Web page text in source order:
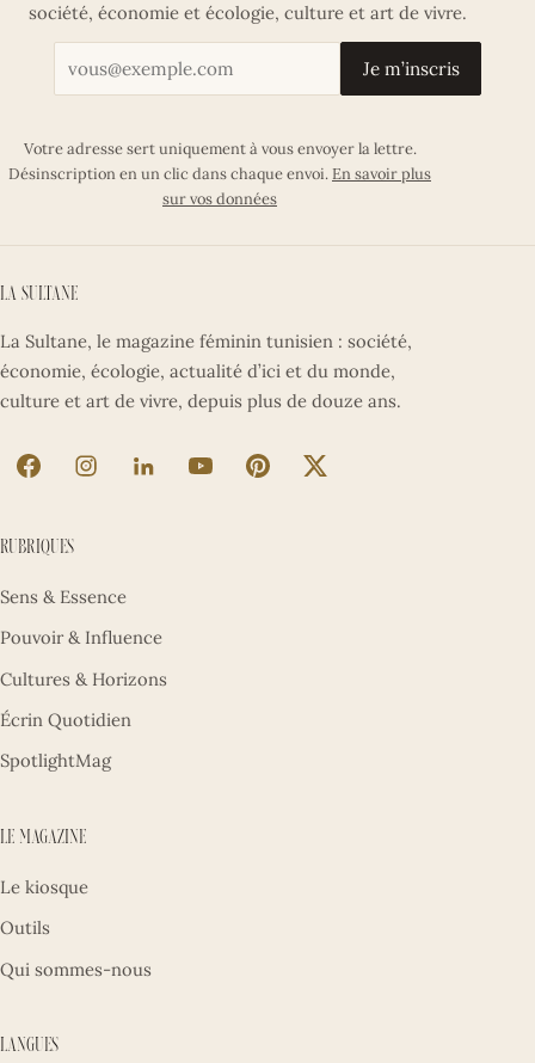
société, économie et écologie, culture et art de vivre.
Votre adresse email
Je m’inscris
Votre adresse sert uniquement à vous envoyer la lettre.
Désinscription en un clic dans chaque envoi.En savoir plus
sur vos données
La Sultane
La Sultane, le magazine féminin tunisien : société,
économie, écologie, actualité d’ici et du monde,
culture et art de vivre, depuis plus de douze ans.
La Sultane sur Facebook (nouvel onglet)
La Sultane sur Instagram (nouvel onglet)
La Sultane sur LinkedIn (nouvel onglet)
La Sultane sur YouTube (nouvel
La Sultane sur Pinterest
La Sultane sur X
Rubriques
Sens & Essence
Pouvoir & Influence
Cultures & Horizons
Écrin Quotidien
SpotlightMag
Le magazine
Le kiosque
Outils
Qui sommes-nous
Langues